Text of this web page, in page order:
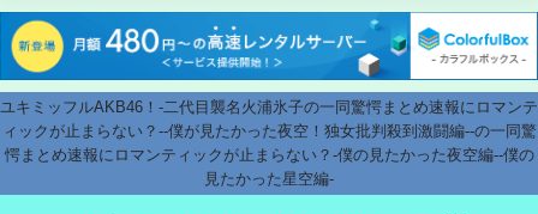
ユキミッフルAKB46！-二代目襲名火浦氷子の一同驚愕まとめ速報にロマンテ
ィックが止まらない？--僕が見たかった夜空！独女批判殺到激闘編--の一同驚
愕まとめ速報にロマンティックが止まらない？-僕の見たかった夜空編--僕の
見たかった星空編-